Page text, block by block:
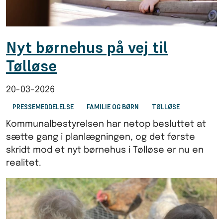
Nyt børnehus på vej til
Tølløse
20-03-2026
PRESSEMEDDELELSE FAMILIE OG BØRN TØLLØSE
Kommunalbestyrelsen har netop besluttet at
sætte gang i planlægningen, og det første
skridt mod et nyt børnehus i Tølløse er nu en
realitet.